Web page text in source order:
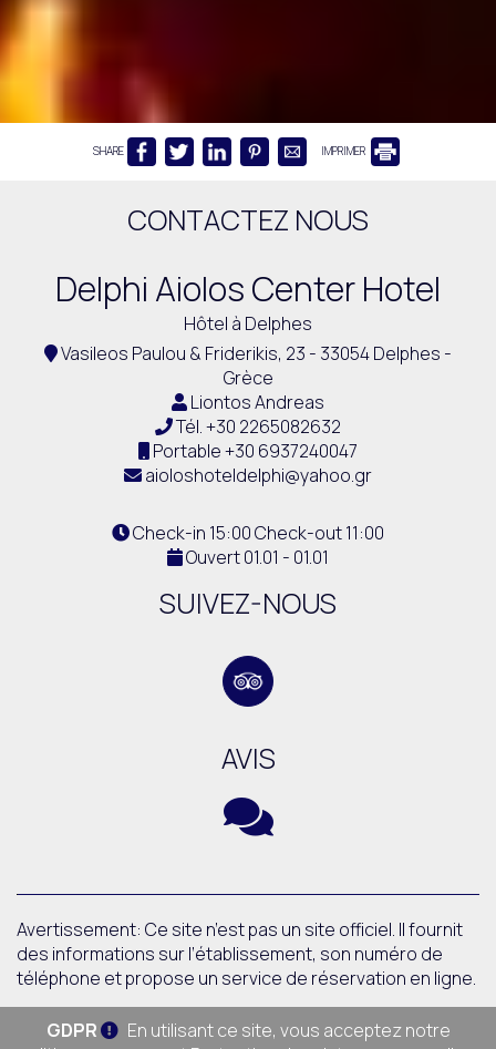
SHARE IMPRIMER
CONTACTEZ NOUS
Delphi Aiolos Center Hotel
Hôtel à Delphes
Vasileos Paulou & Friderikis, 23 - 33054 Delphes -
Grèce
Liontos Andreas
Tél.+30 2265082632
Portable+30 6937240047
aioloshoteldelphi@yahoo.gr
Check-in 15:00 Check-out 11:00
Ouvert 01.01 - 01.01
SUIVEZ-NOUS
AVIS
Avertissement: Ce site n’est pas un site officiel. Il fournit
des informations sur l’établissement, son numéro de
téléphone et propose un service de réservation en ligne.
GDPR
En utilisant ce site, vous acceptez notre